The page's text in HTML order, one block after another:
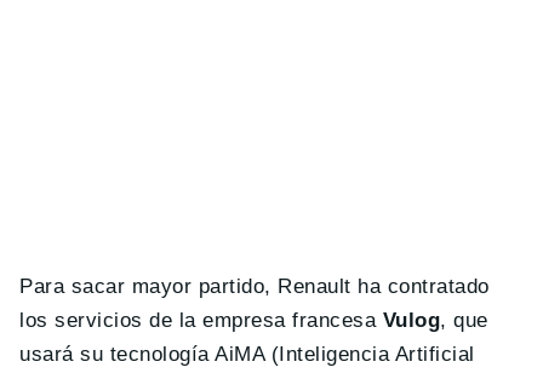
Para sacar mayor partido, Renault ha contratado
los servicios de la empresa francesa Vulog, que
usará su tecnología AiMA (Inteligencia Artificial